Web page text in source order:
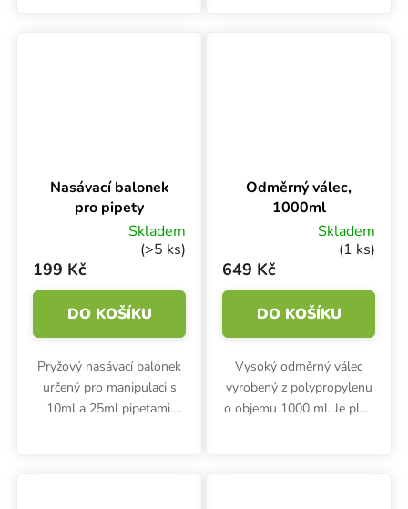
Nasávací balonek
pro pipety
Skladem
(>5 ks)
199 Kč
DO KOŠÍKU
Pryžový nasávací balónek
určený pro manipulaci s
10ml a 25ml pipetami.
Odměrný válec,
1000ml
Skladem
(1 ks)
649 Kč
DO KOŠÍKU
Vysoký odměrný válec
vyrobený z polypropylenu
o objemu 1000 ml. Je plně